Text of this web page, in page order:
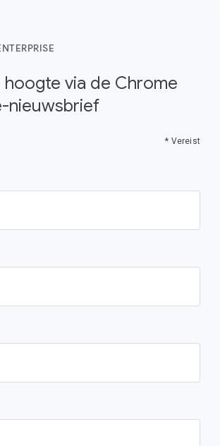
hoogte via de Chrome
nieuwsbrief
* Vereist